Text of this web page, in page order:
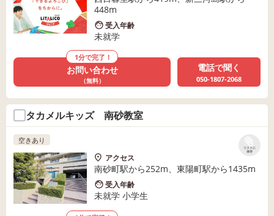
448m
受入年齢
未就学
1分で完了！
お問い合わせ
（無料）
電話で聞く
050-1807-2068
タカメルキッズ 南砂教室
リストに
保存
空きあり
アクセス
南砂町駅から252m、東陽町駅から1435m
受入年齢
未就学 小学生